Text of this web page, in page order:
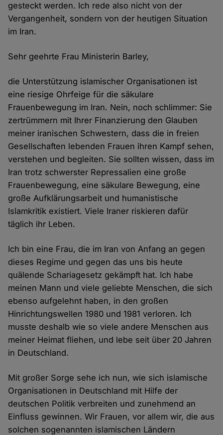
gesteckt werden. Ich rede also nicht von der
Vergangenheit, sondern von der heutigen Situation
im Iran.
Sehr geehrte Frau Ministerin Barley,
die Unterstützung islamischer Organisationen ist
eine riesige Ohrfeige für die säkulare
Frauenbewegung im Iran. Nein, noch schlimmer: Sie
zertrümmern mit Ihrer Finanzierung den Glauben
meiner iranischen Schwestern, dass die in freien
Gesellschaften lebenden Frauen ihren Kampf sehen,
verstehen und begleiten. Sie sollten wissen, dass im
Iran trotz schwerster Repressalien eine große
Frauenbewegung, eine säkulare Bewegung, eine
große Aufklärungsarbeit und humanistische
Islamkritik existiert. Viele Iraner riskieren dafür
täglich ihr Leben.
Ich bin eine Frau, die im Iran von Anfang an gegen
dieses Regime und gegen das uns bis heute
quälende Schariagesetz gekämpft hat. Ich habe
meinen Mann und viele geliebte Menschen, die sich
ebenso aufgelehnt haben, in den großen
Hinrichtungswellen 1980 und 1981 verloren. Ich
musste deshalb wie so viele andere Menschen aus
meiner Heimat fliehen, und lebe seit über 20 Jahren
in Deutschland.
Mit großer Sorge sehe ich nun, wie sich islamische
Organisationen in Deutschland mit Hilfe der
deutschen Politik verbreiten und zunehmend an
Einfluss gewinnen. Wir Frauen, vor allem wir, die aus
solchen sogenannten islamischen Ländern